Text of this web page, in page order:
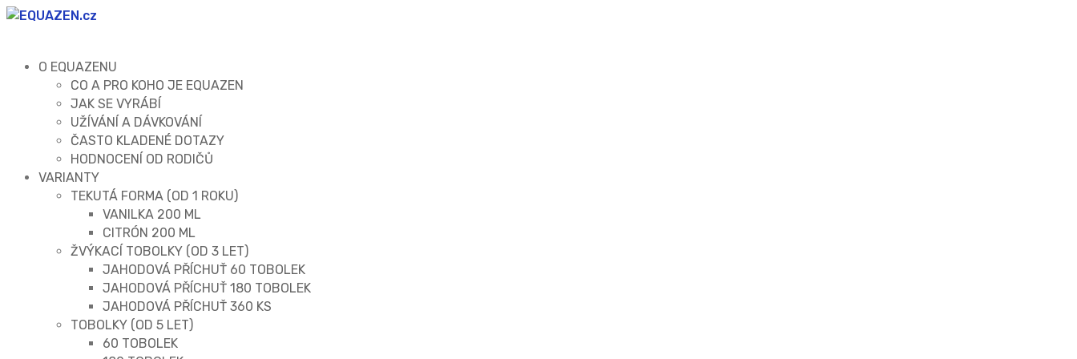
O EQUAZENU
CO A PRO KOHO JE EQUAZEN
JAK SE VYRÁBÍ
UŽÍVÁNÍ A DÁVKOVÁNÍ
ČASTO KLADENÉ DOTAZY
HODNOCENÍ OD RODIČŮ
VARIANTY
TEKUTÁ FORMA (OD 1 ROKU)
VANILKA 200 ML
CITRÓN 200 ML
ŽVÝKACÍ TOBOLKY (OD 3 LET)
JAHODOVÁ PŘÍCHUŤ 60 TOBOLEK
JAHODOVÁ PŘÍCHUŤ 180 TOBOLEK
JAHODOVÁ PŘÍCHUŤ 360 KS
TOBOLKY (OD 5 LET)
60 TOBOLEK